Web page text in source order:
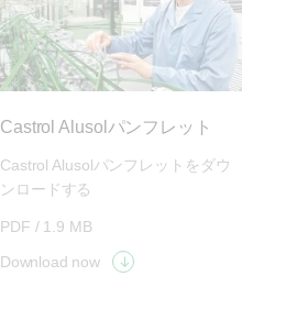
Castrol Alusolパンフレット
Castrol Alusolパンフレットをダウ
ンロードする
PDF / 1.9 MB
Download now